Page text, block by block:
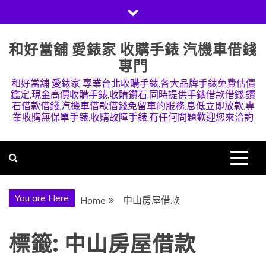
to
content
和好當舖 愛錶家 收購手錶 汽機車借錢
專門
和好當舖 愛錶家 專業台北收購手錶,各大品牌手錶免費估價
鑑定,現金高價收購手錶,收購鑽石,同時提供手錶借款借錢,鑽
石借款借錢,汽機車借款借錢免留車的服務,息低立即放款,專
業收購無保單手錶,收購故障手錶,有任何問題歡迎您來洽詢
You are Here Home 中山房屋借款
標籤: 中山房屋借款